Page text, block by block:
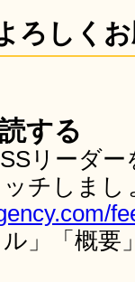
ろしく
する
リーダ
チしま
」「概要